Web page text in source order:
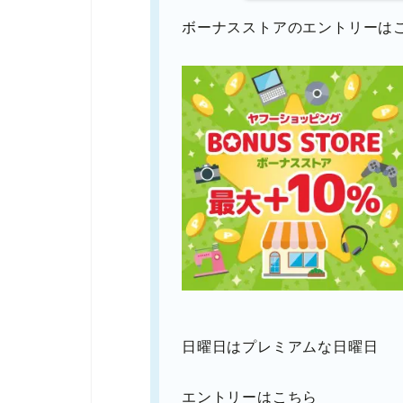
ボーナスストアのエントリーは
日曜日はプレミアムな日曜日
エントリーはこちら